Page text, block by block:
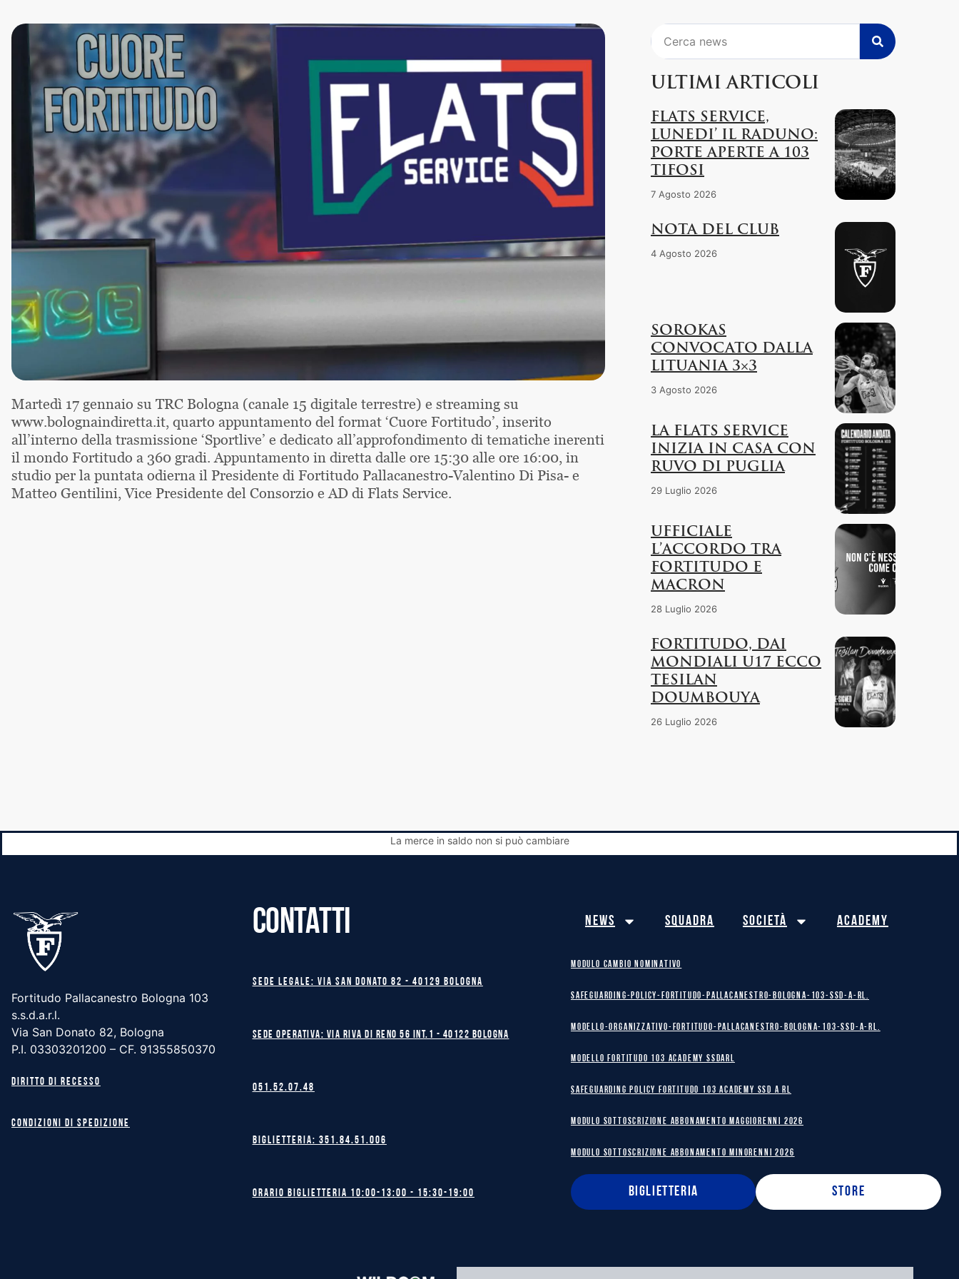
Martedì 17 gennaio su TRC Bologna (canale 15 digitale terrestre) e streaming su
www.bolognaindiretta.it, quarto appuntamento del format ‘Cuore Fortitudo’, inserito
all’interno della trasmissione ‘Sportlive’ e dedicato all’approfondimento di tematiche inerenti
il mondo Fortitudo a 360 gradi. Appuntamento in diretta dalle ore 15:30 alle ore 16:00, in
studio per la puntata odierna il Presidente di Fortitudo Pallacanestro-Valentino Di Pisa- e
Matteo Gentilini, Vice Presidente del Consorzio e AD di Flats Service.
ULTIMI ARTICOLI
FLATS SERVICE,
LUNEDI’ IL RADUNO:
PORTE APERTE A 103
TIFOSI
7 Agosto 2026
NOTA DEL CLUB
4 Agosto 2026
SOROKAS
CONVOCATO DALLA
LITUANIA 3×3
3 Agosto 2026
LA FLATS SERVICE
INIZIA IN CASA CON
RUVO DI PUGLIA
29 Luglio 2026
UFFICIALE
L’ACCORDO TRA
FORTITUDO E
MACRON
28 Luglio 2026
FORTITUDO, DAI
MONDIALI U17 ECCO
TESILAN
DOUMBOUYA
26 Luglio 2026
La merce in saldo non si può cambiare
Fortitudo Pallacanestro Bologna 103
s.s.d.a.r.l.
Via San Donato 82, Bologna
P.I. 03303201200 – CF. 91355850370
Diritto di recesso
Condizioni di spedizione
CONTATTI
Sede legale: Via San Donato 82 - 40129 BOLOGNA
Sede operativa: Via Riva di Reno 56 int.1 - 40122 BOLOGNA
051.52.07.48
Biglietteria: 351.84.51.006
Orario biglietteria 10:00-13:00 - 15:30-19:00
News Squadra Società Academy
MODULO CAMBIO NOMINATIVO
safeguarding-policy-Fortitudo-Pallacanestro-Bologna-103-SSD-A-RL.
Modello-Organizzativo-Fortitudo-Pallacanestro-Bologna-103-SSD-A-RL.
MODELLO FORTITUDO 103 ACADEMY SSDARL
safeguarding policy Fortitudo 103 Academy SSD A RL
MODULO SOTTOSCRIZIONE ABBONAMENTO MAGGIORENNI 2026
MODULO SOTTOSCRIZIONE ABBONAMENTO MINORENNI 2026
BIGLIETTERIA STORE